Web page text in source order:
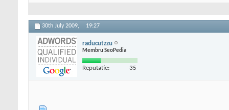
30th July 2009, 19:27
raducutzzu
Membru SeoPedia
Reputatie: 35